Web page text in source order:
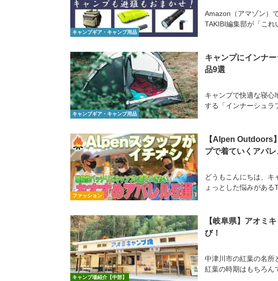
キャンプギア・キャンプ用品
Amazon（アマゾン）
TAKIBI編集部が「これ
キャンプギア・キャンプ用品
キャンプにインナ
品9選
キャンプで快適な寝心
する「インナーシュラ
ファッション
【Alpen Outdoors
プで着ていくアパ
どうもこんにちは、キ
ょっとした悩みがある
キャンプ場紹介【中部】
【岐阜県】アオミ
び！
中津川市の紅葉の名所
紅葉の時期はもちろん